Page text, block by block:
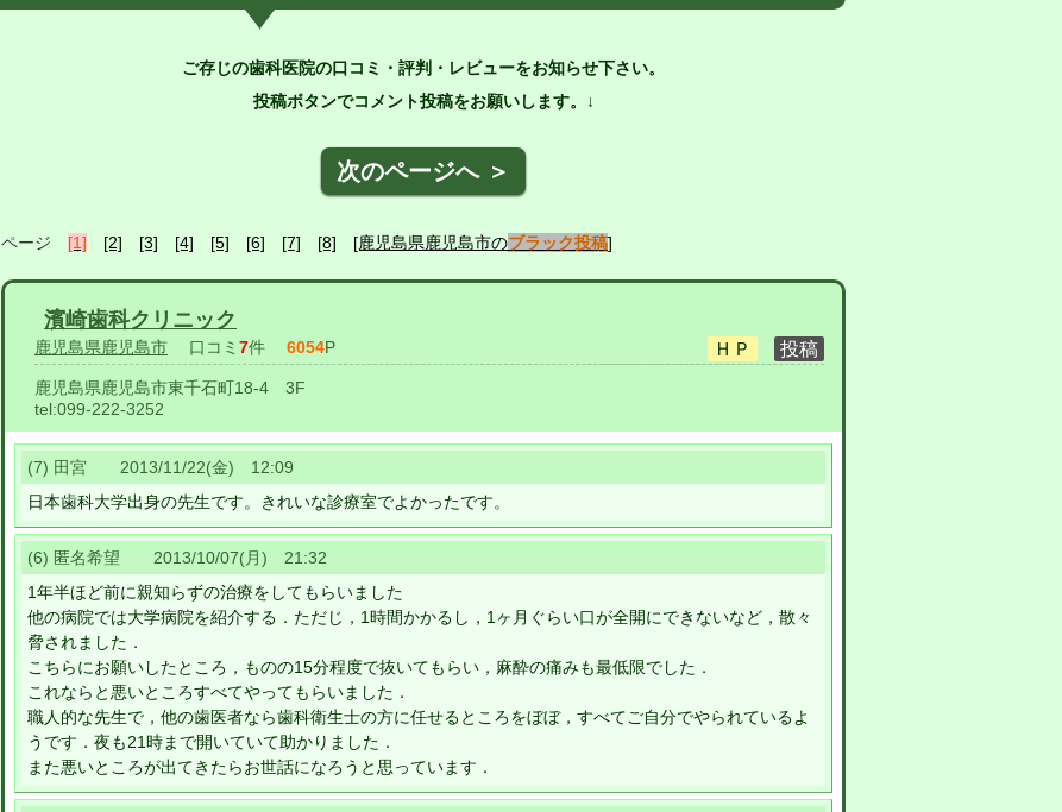
ご存じの歯科医院の口コミ・評判・レビューをお知らせ下さい。
投稿ボタンでコメント投稿をお願いします。↓
次のページへ ＞
ページ [1] [2] [3] [4] [5] [6] [7] [8] [鹿児島県鹿児島市のブラック投稿]
濱崎歯科クリニック
鹿児島県鹿児島市 口コミ 7件 6054P
鹿児島県鹿児島市東千石町18-4 3F
tel:099-222-3252
(7) 田宮 2013/11/22(金) 12:09
日本歯科大学出身の先生です。きれいな診療室でよかったです。
(6) 匿名希望 2013/10/07(月) 21:32
1年半ほど前に親知らずの治療をしてもらいました
他の病院では大学病院を紹介する．ただじ，1時間かかるし，1ヶ月ぐらい口が全開にできないなど，散々
脅されました．
こちらにお願いしたところ，ものの15分程度で抜いてもらい，麻酔の痛みも最低限でした．
これならと悪いところすべてやってもらいました．
職人的な先生で，他の歯医者なら歯科衛生士の方に任せるところをぼぼ，すべてご自分でやられているよ
うです．夜も21時まで開いていて助かりました．
また悪いところが出てきたらお世話になろうと思っています．